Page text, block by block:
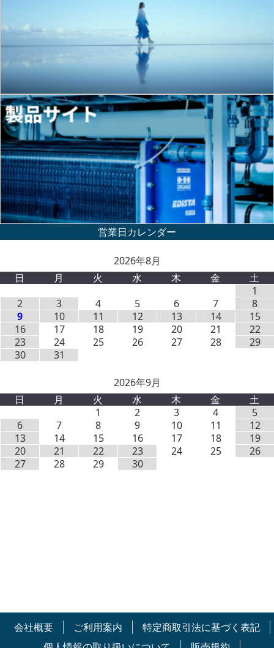
2026年8月
日
月 火 水 木 金
土
1
2
3 4 5 6 7
8
9
10 11 12 13 14
15
16
17 18 19 20 21
22
23
24 25 26 27 28
29
30
31
2026年9月
日
月 火 水 木 金
土
1
2 3 4
5
6
7 8 9 10 11
12
13
14 15 16 17 18
19
20
21 22 23 24 25
26
27
28 29 30
会社概要 ご利用案内
特定商取引法に基づく表記